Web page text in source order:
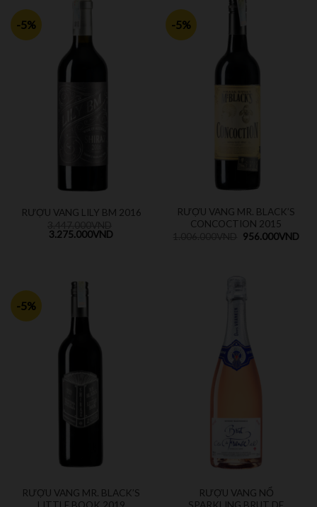
-5%
RƯỢU VANG LILY BM 2016
3.275.000VND
-5%
RƯỢU VANG MR. BLACK’S
CONCOCTION 2015
956.000VND
-5%
RƯỢU VANG MR. BLACK’S
LITTLE BOOK 2019
RƯỢU VANG NỔ
SPARKLING BRUT DE